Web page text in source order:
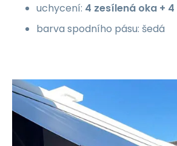
uchycení: 4 zesílená oka +
barva spodního pásu: šedá